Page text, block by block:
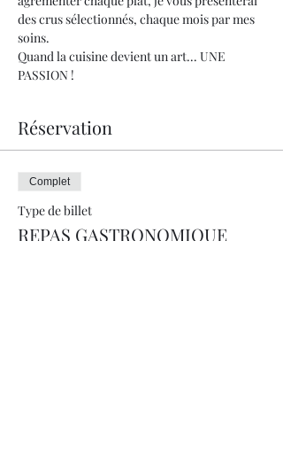
des crus sélectionnés, chaque mois par mes
soins.
Quand la cuisine devient un art... UNE
PASSION !
Réservation
Complet
Type de billet
REPAS GASTRONOMIQUE